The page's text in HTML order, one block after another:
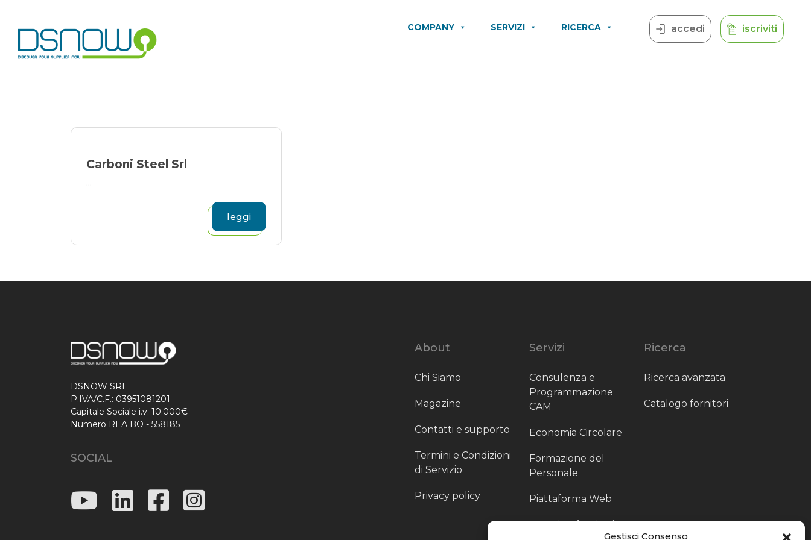
Gestisci Consenso
content
COMPANY SERVIZI RICERCA accedi iscriviti
Carboni Steel Srl
...
leggi
DSNOW SRL
P.IVA/C.F.: 03951081201
Capitale Sociale i.v. 10.000€
Numero REA BO - 558185
SOCIAL
About
Chi Siamo
Magazine
Contatti e supporto
Termini e Condizioni
di Servizio
Privacy policy
Servizi
Consulenza e
Programmazione
CAM
Economia Circolare
Formazione del
Personale
Piattaforma Web
Scouting fornitori
Ricerca
Ricerca avanzata
Catalogo fornitori